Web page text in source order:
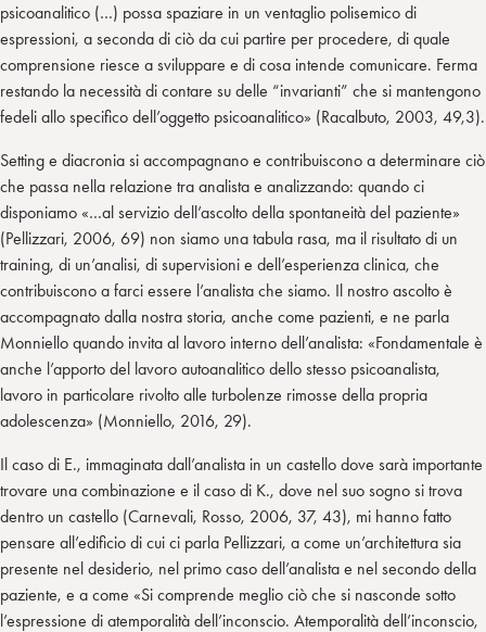
psicoanalitico (…) possa spaziare in un ventaglio polisemico di
espressioni, a seconda di ciò da cui partire per procedere, di quale
comprensione riesce a sviluppare e di cosa intende comunicare. Ferma
restando la necessità di contare su delle “invarianti” che si mantengono
fedeli allo specifico dell’oggetto psicoanalitico» (Racalbuto, 2003, 49,3).
Setting e diacronia si accompagnano e contribuiscono a determinare ciò
che passa nella relazione tra analista e analizzando: quando ci
disponiamo «…al servizio dell’ascolto della spontaneità del paziente»
(Pellizzari, 2006, 69) non siamo una tabula rasa, ma il risultato di un
training, di un’analisi, di supervisioni e dell’esperienza clinica, che
contribuiscono a farci essere l’analista che siamo. Il nostro ascolto è
accompagnato dalla nostra storia, anche come pazienti, e ne parla
Monniello quando invita al lavoro interno dell’analista: «Fondamentale è
anche l’apporto del lavoro autoanalitico dello stesso psicoanalista,
lavoro in particolare rivolto alle turbolenze rimosse della propria
adolescenza» (Monniello, 2016, 29).
Il caso di E., immaginata dall’analista in un castello dove sarà importante
trovare una combinazione e il caso di K., dove nel suo sogno si trova
dentro un castello (Carnevali, Rosso, 2006, 37, 43), mi hanno fatto
pensare all’edificio di cui ci parla Pellizzari, a come un’architettura sia
presente nel desiderio, nel primo caso dell’analista e nel secondo della
paziente, e a come «Si comprende meglio ciò che si nasconde sotto
l’espressione di atemporalità dell’inconscio. Atemporalità dell’inconscio,